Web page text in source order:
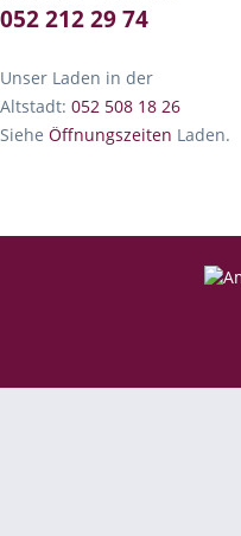
052 212 29 74
Unser Laden in der
Altstadt: 052 508 18 26
Siehe Öffnungszeiten Laden.